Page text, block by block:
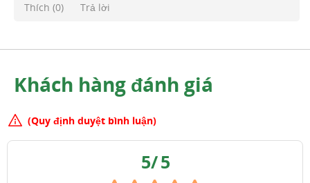
Thích (0) Trả lời
Khách hàng đánh giá
(Quy định duyệt bình luận)
5/5